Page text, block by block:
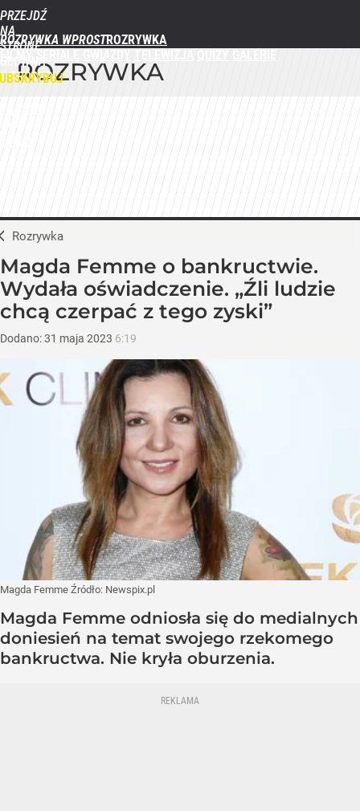
PRZEJDŹ
NA
STRONĘ
GŁÓWNĄ
WPROST.PL
ROZRYWKA WPROST
ROZRYWKA
Rozrywka
Magda Femme o bankructwie.
Wydała oświadczenie. „Źli ludzie
chcą czerpać z tego zyski”
Dodano:31 maja 2023 6:19
Magda Femme Źródło: Newspix.pl
Magda Femme odniosła się do medialnych
doniesień na temat swojego rzekomego
bankructwa. Nie kryła oburzenia.